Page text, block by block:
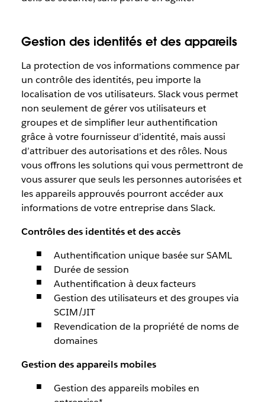
Gestion des identités et des appareils
La protection de vos informations commence par
un contrôle des identités, peu importe la
localisation de vos utilisateurs. Slack vous permet
non seulement de gérer vos utilisateurs et
groupes et de simplifier leur authentification
grâce à votre fournisseur d’identité, mais aussi
d’attribuer des autorisations et des rôles. Nous
vous offrons les solutions qui vous permettront de
vous assurer que seuls les personnes autorisées et
les appareils approuvés pourront accéder aux
informations de votre entreprise dans Slack.
Contrôles des identités et des accès
Authentification unique basée sur SAML
Durée de session
Authentification à deux facteurs
Gestion des utilisateurs et des groupes via
SCIM/JIT
Revendication de la propriété de noms de
domaines
Gestion des appareils mobiles
Gestion des appareils mobiles en